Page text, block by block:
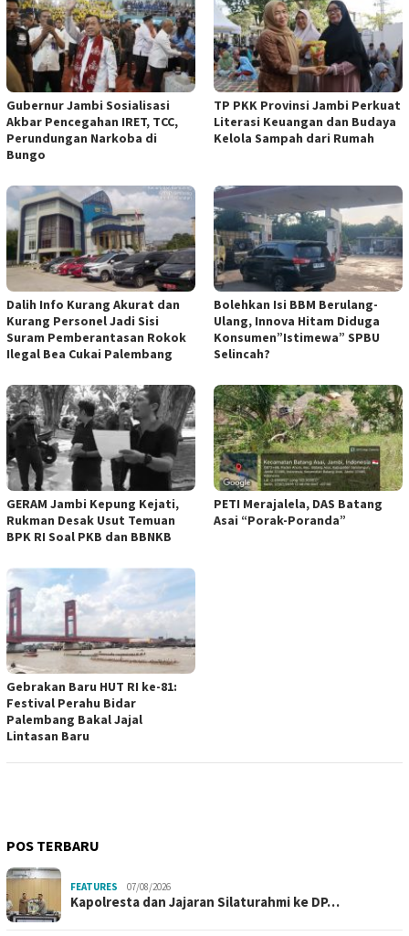
Gubernur Jambi Sosialisasi
Akbar Pencegahan IRET, TCC,
Perundungan Narkoba di
Bungo
TP PKK Provinsi Jambi Perkuat
Literasi Keuangan dan Budaya
Kelola Sampah dari Rumah
Dalih Info Kurang Akurat dan
Kurang Personel Jadi Sisi
Suram Pemberantasan Rokok
Ilegal Bea Cukai Palembang
Bolehkan Isi BBM Berulang-
Ulang, Innova Hitam Diduga
Konsumen”Istimewa” SPBU
Selincah?
GERAM Jambi Kepung Kejati,
Rukman Desak Usut Temuan
BPK RI Soal PKB dan BBNKB
PETI Merajalela, DAS Batang
Asai “Porak-Poranda”
Gebrakan Baru HUT RI ke-81:
Festival Perahu Bidar
Palembang Bakal Jajal
Lintasan Baru
POS TERBARU
FEATURES 07/08/2026
Kapolresta dan Jajaran Silaturahmi ke DP…